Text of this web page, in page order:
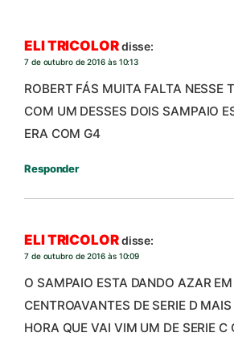
ELI TRICOLORdisse:
7 de outubro de 2016 às 10:13
ROBERT FÁS MUITA FALTA NESSE
COM UM DESSES DOIS SAMPAIO
ERA COM G4
Responder
ELI TRICOLORdisse:
7 de outubro de 2016 às 10:09
O SAMPAIO ESTA DANDO AZAR
CENTROAVANTES DE SERIE D
HORA QUE VAI VIM UM DE SERIE C